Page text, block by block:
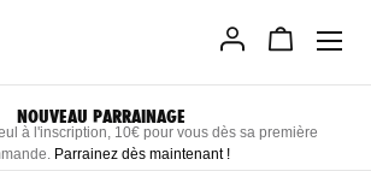
LIVRAISON RAPIDE DIRECTEMENT CHEZ
Recevez vos produits personnalisés sous 3